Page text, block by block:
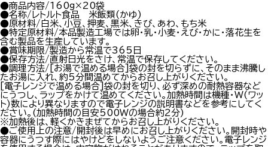
●商品内容/160g×20袋
●名称/レトルト食品 米飯類(かゆ)
●原材料/白米、小豆、押麦、黒米、きび、あわ、もち米
●特定原材料/本品製造工場では卵・乳・小麦・えび・かに・落花生を
含む製品を生産しています。
●賞味期限/製造から常温で365日
●保存方法/直射日光をさけ、常温で保存してください。
●調理方法/[お湯で温める場合]袋の封を切らずに、そのまま沸騰し
たお湯に入れ、約5分間温めてからお召し上がりください。
[電子レンジで温める場合]袋の封を切り、必ず深めの耐熱容器など
にうつし、ラップをかけて温めてください。加熱時間は機種・W(ワッ
ト)数により異なりますので電子レンジの説明書などを参考にしてく
ださい。(加熱時間の目安500Wの場合約2分)
※加熱後は、軽くかきまぜてからお召し上がりください。
●ご使用上の注意/開封後は早めにお召し上がりください。開封時や
容器にうつす際にはやけどをしないようご注意ください。電子レンジ